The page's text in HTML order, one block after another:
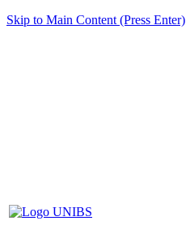
Skip to Main Content (Press Enter)